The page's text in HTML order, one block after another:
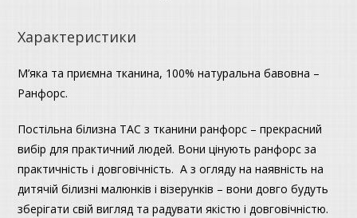
Характеристики
М’яка та приємна тканина, 100% натуральна бавовна –
Ранфорс.
Постільна білизна ТАС з тканини ранфорс – прекрасний
вибір для практичний людей. Вони цінують ранфорс за
практичність і довговічність. А з огляду на наявність на
дитячій білизні малюнків і візерунків – вони довго будуть
зберігати свій вигляд та радувати якістю і довговічністю.